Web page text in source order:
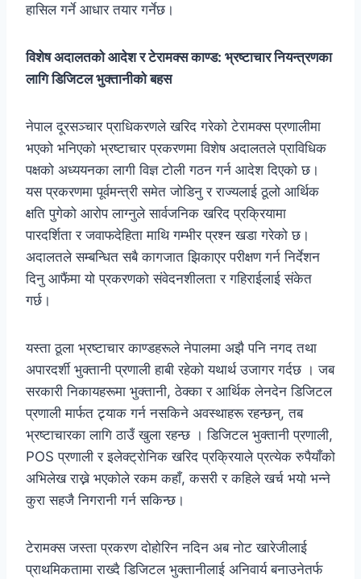
हासिल गर्ने आधार तयार गर्नेछ।
विशेष अदालतको आदेश र टेरामक्स काण्ड: भ्रष्टाचार नियन्त्रणका
लागि डिजिटल भुक्तानीको बहस
नेपाल दूरसञ्चार प्राधिकरणले खरिद गरेको टेरामक्स प्रणालीमा
भएको भनिएको भ्रष्टाचार प्रकरणमा विशेष अदालतले प्राविधिक
पक्षको अध्ययनका लागी विज्ञ टोली गठन गर्न आदेश दिएको छ।
यस प्रकरणमा पूर्वमन्त्री समेत जोडिनु र राज्यलाई ठूलो आर्थिक
क्षति पुगेको आरोप लाग्नुले सार्वजनिक खरिद प्रक्रियामा
पारदर्शिता र जवाफदेहिता माथि गम्भीर प्रश्न खडा गरेको छ।
अदालतले सम्बन्धित सबै कागजात झिकाएर परीक्षण गर्न निर्देशन
दिनु आफैंमा यो प्रकरणको संवेदनशीलता र गहिराईलाई संकेत
गर्छ।
यस्ता ठूला भ्रष्टाचार काण्डहरूले नेपालमा अझै पनि नगद तथा
अपारदर्शी भुक्तानी प्रणाली हाबी रहेको यथार्थ उजागर गर्दछ । जब
सरकारी निकायहरूमा भुक्तानी, ठेक्का र आर्थिक लेनदेन डिजिटल
प्रणाली मार्फत ट्र्याक गर्न नसकिने अवस्थाहरू रहन्छन्, तब
भ्रष्टाचारका लागि ठाउँ खुला रहन्छ । डिजिटल भुक्तानी प्रणाली,
POS प्रणाली र इलेक्ट्रोनिक खरिद प्रक्रियाले प्रत्येक रुपैयाँको
अभिलेख राख्ने भएकोले रकम कहाँ, कसरी र कहिले खर्च भयो भन्ने
कुरा सहजै निगरानी गर्न सकिन्छ।
टेरामक्स जस्ता प्रकरण दोहोरिन नदिन अब नोट खारेजीलाई
प्राथमिकतामा राख्दै डिजिटल भुक्तानीलाई अनिवार्य बनाउनेतर्फ